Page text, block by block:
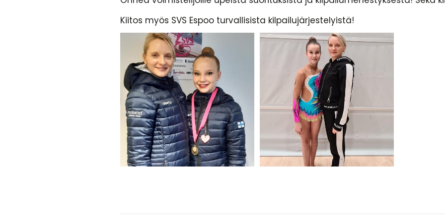
Kiitos myös SVS Espoo turvallisista kilpailujärjestelyistä!